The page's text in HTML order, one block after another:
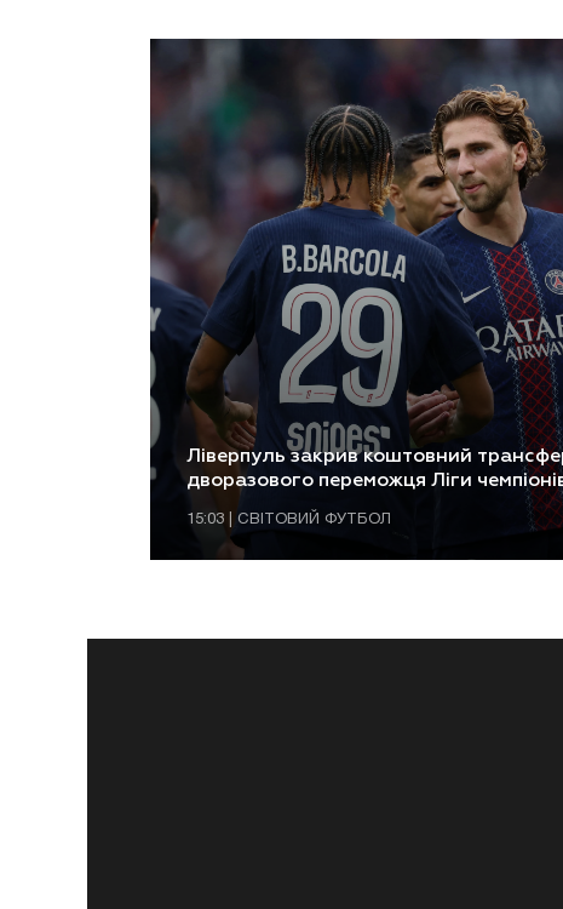
Ліверпуль закрив коштовний
дворазового переможця Ліги
15:03 | СВІТОВИЙ ФУТБОЛ